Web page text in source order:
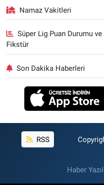
Namaz Vakitleri
Süper Lig Puan Durumu ve
Fikstür
Son Dakika Haberleri
RSS
Haber